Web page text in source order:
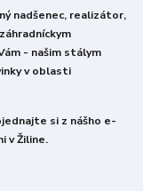
nadšenec, realizátor,
- našim stálym
v oblasti
si z nášho e-
v Žiline.